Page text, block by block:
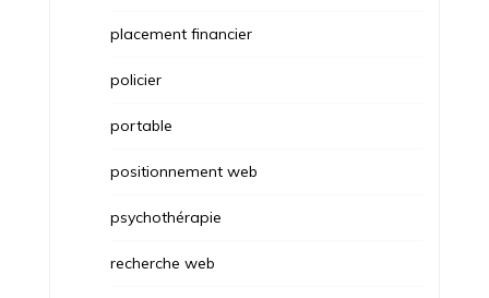
placement financier
policier
portable
positionnement web
psychothérapie
recherche web